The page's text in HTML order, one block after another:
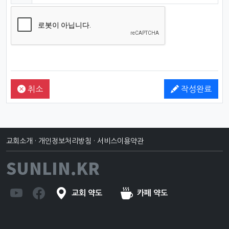
취소 작성완료
교회소개 · 개인정보처리방침 · 서비스이용약관
SUNLIN.KR
교회 약도 카페 약도